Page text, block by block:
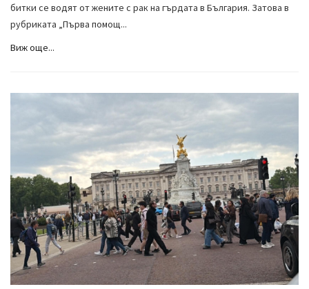
битки се водят от жените с рак на гърдата в България. Затова в
рубриката „Първа помощ...
Виж още...